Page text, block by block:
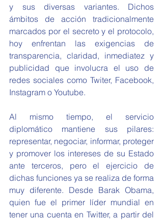
y sus diversas variantes. Dichos
ámbitos de acción tradicionalmente
marcados por el secreto y el protocolo,
hoy enfrentan las exigencias de
transparencia, claridad, inmediatez y
publicidad que involucra el uso de
redes sociales como Twiter, Facebook,
Instagram o Youtube.
Al mismo tiempo, el servicio
diplomático mantiene sus pilares:
representar, negociar, informar, proteger
y promover los intereses de su Estado
ante terceros, pero el ejercicio de
dichas funciones ya se realiza de forma
muy diferente. Desde Barak Obama,
quien fue el primer líder mundial en
tener una cuenta en Twitter, a partir del